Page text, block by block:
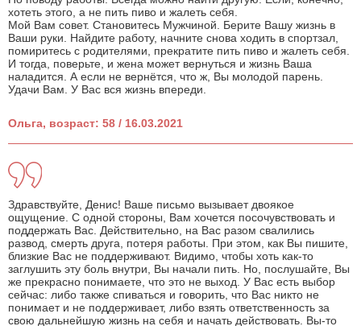
хотеть этого, а не пить пиво и жалеть себя.
Мой Вам совет. Становитесь Мужчиной. Берите Вашу жизнь в
Ваши руки. Найдите работу, начните снова ходить в спортзал,
помиритесь с родителями, прекратите пить пиво и жалеть себя.
И тогда, поверьте, и жена может вернуться и жизнь Ваша
наладится. А если не вернётся, что ж, Вы молодой парень.
Удачи Вам. У Вас вся жизнь впереди.
Ольга, возраст: 58 / 16.03.2021
Здравствуйте, Денис! Ваше письмо вызывает двоякое
ощущение. С одной стороны, Вам хочется посочувствовать и
поддержать Вас. Действительно, на Вас разом свалились
развод, смерть друга, потеря работы. При этом, как Вы пишите,
близкие Вас не поддерживают. Видимо, чтобы хоть как-то
заглушить эту боль внутри, Вы начали пить. Но, послушайте, Вы
же прекрасно понимаете, что это не выход. У Вас есть выбор
сейчас: либо также спиваться и говорить, что Вас никто не
понимает и не поддерживает, либо взять ответственность за
свою дальнейшую жизнь на себя и начать действовать. Вы-то